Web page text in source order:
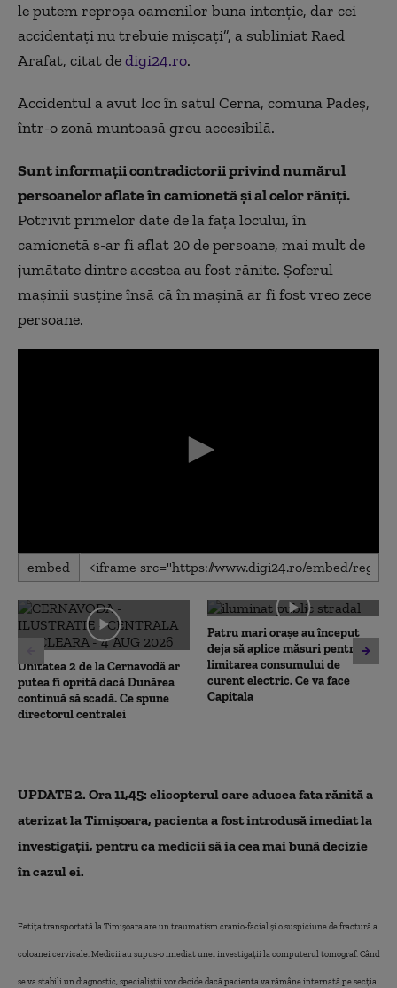
le putem reproșa oamenilor buna intenție, dar cei
accidentați nu trebuie mișcați”, a subliniat Raed
Arafat, citat dedigi24.ro.
Accidentul a avut loc în satul Cerna, comuna Padeş,
într-o zonă muntoasă greu accesibilă.
Sunt informaţii contradictorii privind numărul
persoanelor aflate în camionetă şi al celor răniţi.
Potrivit primelor date de la fața locului, în
camionetă s-ar fi aflat 20 de persoane, mai mult de
jumătate dintre acestea au fost rănite. Şoferul
maşinii susține însă că în maşină ar fi fost vreo zece
persoane.
0
seconds
0
seconds
embed
Unitatea 2 de la Cernavodă ar
putea fi oprită dacă Dunărea
continuă să scadă. Ce spune
directorul centralei
Patru mari orașe au început
deja să aplice măsuri pentru
limitarea consumului de
curent electric. Ce va face
Capitala
UPDATE 2. Ora 11,45: elicopterul care aducea fata rănită a
aterizat la Timișoara, pacienta a fost introdusă imediat la
investigații, pentru ca medicii să ia cea mai bună decizie
în cazul ei.
Fetiţa transportată la Timişoara are un traumatism cranio-facial şi o suspiciune de fractură a
coloanei cervicale. Medicii au supus-o imediat unei investigaţii la computerul tomograf. Când
se va stabili un diagnostic, specialiştii vor decide dacă pacienta va rămâne internată pe secţia